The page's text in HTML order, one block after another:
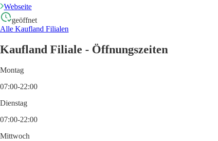
Webseite
geöffnet
Alle Kaufland Filialen
Kaufland Filiale - Öffnungszeiten
Montag
07:00-22:00
Dienstag
07:00-22:00
Mittwoch